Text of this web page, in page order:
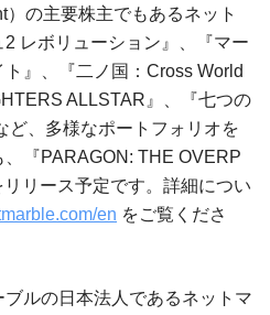
の主要株主でもあるネット
レボリューション』、『マー
』、『二ノ国：Cross World
ALLSTAR』、『七つの
ど、多様なポートフォリオを
『PARAGON: THE OVERP
リース予定です。詳細につい
en をご覧くださ
ルの日本法人であるネットマ